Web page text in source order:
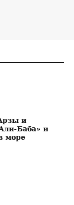
и
Баба» и
море